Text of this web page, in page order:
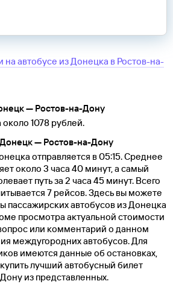
на автобусе изДонецка в Ростов-на-
— Ростов-на-Дону
1078 рублей.
— Ростов-на-Дону
отправляется в 05:15. Среднее
около 3 часа 40 минут, а самый
путь за 2 часа 45 минут. Всего
7 рейсов. Здесь вы можете
пассажирских автобусов из Донецка
просмотра актуальной стоимости
или комментарий о данном
междугородних автобусов. Для
имеются данные об остановках,
лучший автобусный билет
из представленных.